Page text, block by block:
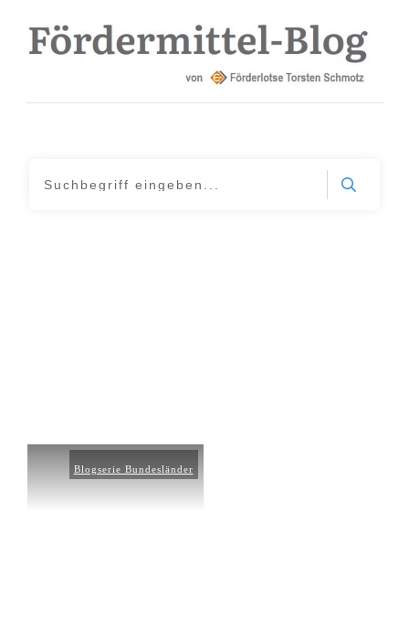
Blogserie Bundesländer